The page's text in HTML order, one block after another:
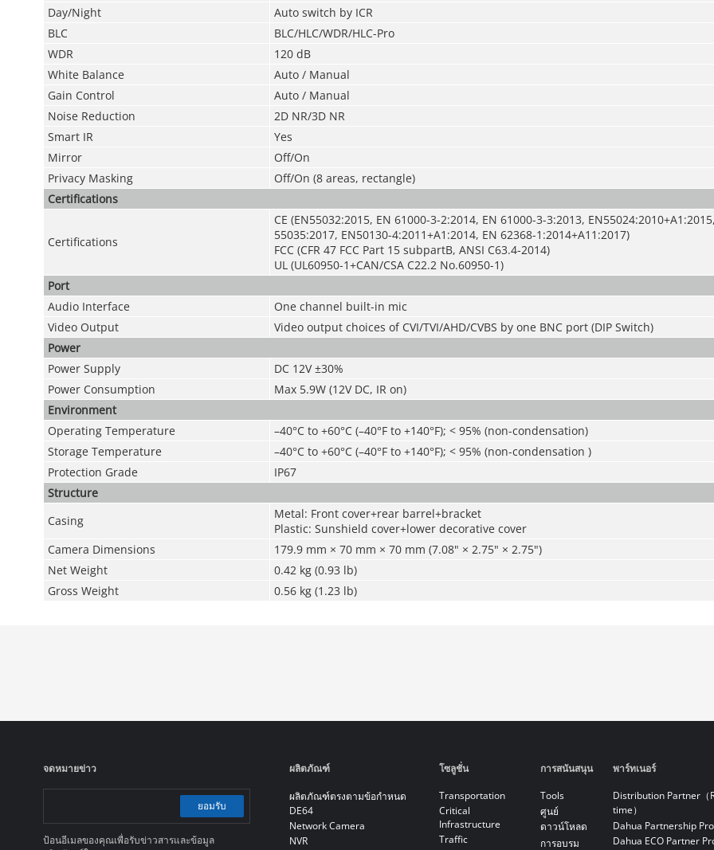
Day/Night
Auto switch by ICR
BLC
BLC/HLC/WDR/HLC-Pro
WDR
120 dB
White Balance
Auto / Manual
Gain Control
Auto / Manual
Noise Reduction
2D NR/3D NR
Smart IR
Yes
Mirror
Off/On
Privacy Masking
Off/On (8 areas, rectangle)
Certifications
Certifications
CE (EN55032:2015, EN 61000-3-2:2014, EN 61000-3-3:2013,
55035:2017, EN50130-4:2011+A1:2014, EN 62368-1:2014+A11:2017)
FCC (CFR 47 FCC Part 15 subpartB, ANSI C63.4-2014)
UL (UL60950-1+CAN/CSA C22.2 No.60950-1)
Port
Audio Interface
One channel built-in mic
Video Output
Video output choices of CVI/TVI/AHD/CVBS by one BNC port (DIP Switch)
Power
Power Supply
DC 12V ±30%
Power Consumption
Max 5.9W (12V DC, IR on)
Environment
Operating Temperature
–40°C to +60°C (–40°F to +140°F); < 95% (non-condensation)
Storage Temperature
–40°C to +60°C (–40°F to +140°F); < 95% (non-condensation )
Protection Grade
IP67
Structure
Casing
Metal: Front cover+rear barrel+bracket
Plastic: Sunshield cover+lower decorative cover
Camera Dimensions
179.9 mm × 70 mm × 70 mm (7.08" × 2.75" × 2.75")
Net Weight
0.42 kg (0.93 lb)
Gross Weight
0.56 kg (1.23 lb)
จดหมายข่าว
ยอมรับ
ป้อนอีเมลของคุณเพื่อรับข่าวสารและข้อมูล
ผลิตภัณฑ์
ผลิตภัณฑ์ตรงตามข้อกำหนด
DE64
Network Camera
NVR
โซลูชั่น
Transportation
Critical
Infrastructure
Traffic
การสนันสนุน
Tools
ศูนย์
ดาวน์โหลด
การอบรม
พาร์ทเนอร์
Distribution Partner（
time）
Dahua Partnership
Dahua ECO Partner